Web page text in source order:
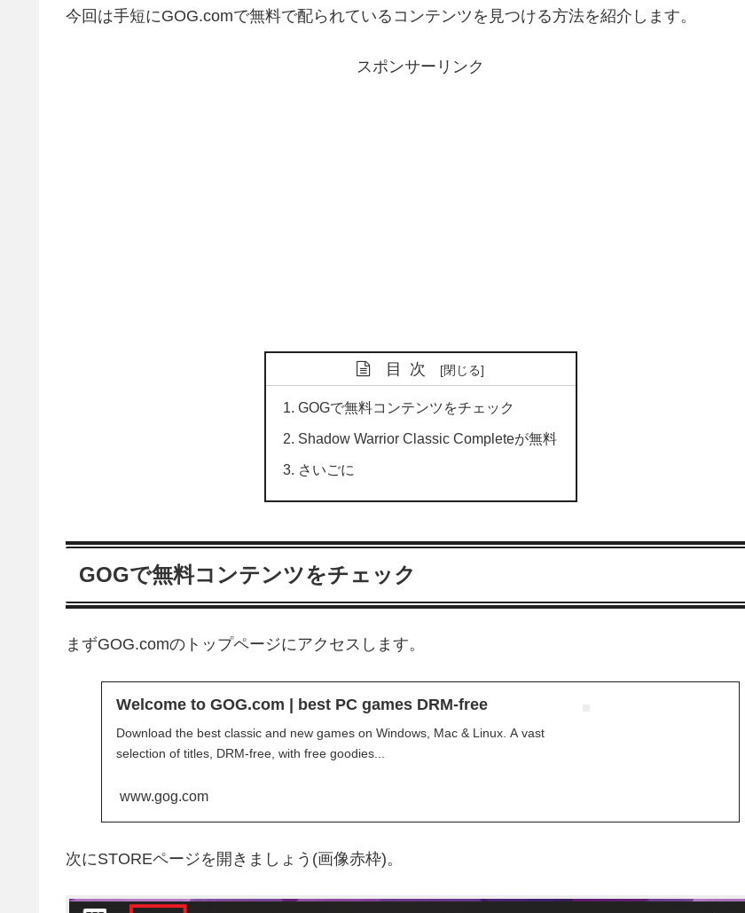
今回は手短にGOG.comで無料で配られているコンテンツを見つける方法を紹介します。
スポンサーリンク
目次
GOGで無料コンテンツをチェック
Shadow Warrior Classic Completeが無料
さいごに
GOGで無料コンテンツをチェック
まずGOG.comのトップページにアクセスします。
Welcome to GOG.com | best PC games DRM-free
Download the best classic and new games on Windows, Mac & Linux. A vast
selection of titles, DRM-free, with free goodies...
www.gog.com
次にSTOREページを開きましょう(画像赤枠)。